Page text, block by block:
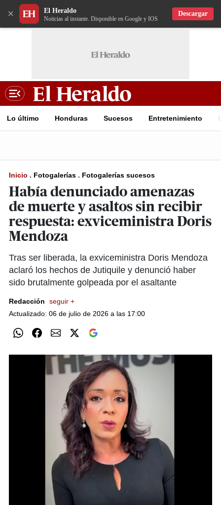
× El Heraldo
Noticias al instante. Disponible en Google y IOS
Descargar
Lo último Honduras Sucesos Entretenimiento
Inicio . Fotogalerías . Fotogalerías sucesos
Había denunciado amenazas
de muerte y asaltos sin recibir
respuesta: exviceministra Doris
Mendoza
Tras ser liberada, la exviceministra Doris Mendoza
aclaró los hechos de Jutiquile y denunció haber
sido brutalmente golpeada por el asaltante
Redacción
seguir +
Actualizado: 06 de julio de 2026 a las 17:00